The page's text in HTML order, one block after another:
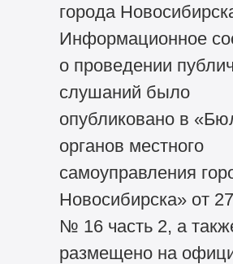
города
Информационное
о проведении
слушаний было
опубликовано в
органов местного
самоуправления
Новосибирска» от
№ 16 часть 2, а
размещено на